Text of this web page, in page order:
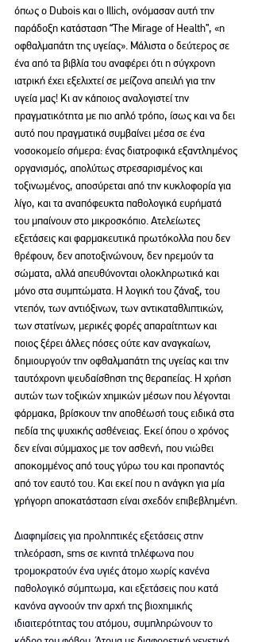
όπως ο Dubois και ο Illich, ονόμασαν αυτή την
παράδοξη κατάσταση “The Mirage of Health”, «η
οφθαλμαπάτη της υγείας». Μάλιστα ο δεύτερος σε
ένα από τα βιβλία του αναφέρει ότι η σύγχρονη
ιατρική έχει εξελιχτεί σε μείζονα απειλή για την
υγεία μας! Κι αν κάποιος αναλογιστεί την
πραγματικότητα με πιο απλό τρόπο, ίσως και να δει
αυτό που πραγματικά συμβαίνει μέσα σε ένα
νοσοκομείο σήμερα: ένας διατροφικά εξαντλημένος
οργανισμός, απολύτως στρεσαρισμένος και
τοξινωμένος, αποσύρεται από την κυκλοφορία για
λίγο, και τα αναπόφευκτα παθολογικά ευρήματά
του μπαίνουν στο μικροσκόπιο. Ατελείωτες
εξετάσεις και φαρμακευτικά πρωτόκολλα που δεν
θρέφουν, δεν αποτοξινώνουν, δεν ηρεμούν τα
σώματα, αλλά απευθύνονται ολοκληρωτικά και
μόνο στα συμπτώματα. Η λογική του ζάναξ, του
ντεπόν, των αντιόξινων, των αντικαταθλιπτικών,
των στατίνων, μερικές φορές απαραίτητων και
ποιος ξέρει άλλες πόσες ούτε καν αναγκαίων,
δημιουργούν την οφθαλμαπάτη της υγείας και την
ταυτόχρονη ψευδαίσθηση της θεραπείας. Η χρήση
αυτών των τοξικών χημικών μέσων που λέγονται
φάρμακα, βρίσκουν την αποθέωσή τους ειδικά στα
πεδία της ψυχικής ασθένειας. Εκεί όπου ο χρόνος
δεν είναι σύμμαχος με τον ασθενή, που νιώθει
αποκομμένος από τους γύρω του και προπαντός
από τον εαυτό του. Και εκεί που η ανάγκη για μία
γρήγορη αποκατάσταση είναι σχεδόν επιβεβλημένη.
Διαφημίσεις για προληπτικές εξετάσεις στην
τηλεόραση, sms σε κινητά τηλέφωνα που
τρομοκρατούν ένα υγιές άτομο χωρίς κανένα
παθολογικό σύμπτωμα, και εξετάσεις που κατά
κανόνα αγνοούν την αρχή της βιοχημικής
ιδιαιτερότητας του ατόμου, συμπληρώνουν το